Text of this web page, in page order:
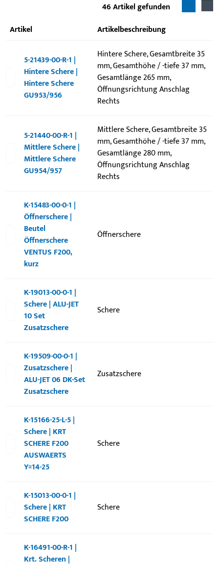
46Artikel gefunden
Artikel
Artikelbeschreibung
5-21439-00-R-1 |
Hintere Schere |
Hintere Schere
GU953/956
Hintere Schere, Gesamtbreite 35
mm, Gesamthöhe / -tiefe 37 mm,
Gesamtlänge 265 mm,
Öffnungsrichtung Anschlag
Rechts
5-21440-00-R-1 |
Mittlere Schere |
Mittlere Schere
GU954/957
Mittlere Schere, Gesamtbreite 35
mm, Gesamthöhe / -tiefe 37 mm,
Gesamtlänge 280 mm,
Öffnungsrichtung Anschlag
Rechts
K-15483-00-0-1 |
Öffnerschere |
Beutel
Öffnerschere
VENTUS F200,
kurz
Öffnerschere
K-19013-00-0-1 |
Schere | ALU-JET
10 Set
Zusatzschere
Schere
K-19509-00-0-1 |
Zusatzschere |
ALU-JET 06 DK-Set
Zusatzschere
Zusatzschere
K-15166-25-L-5 |
Schere | KRT
SCHERE F200
AUSWAERTS
Y=14-25
Schere
K-15013-00-0-1 |
Schere | KRT
SCHERE F200
Schere
K-16491-00-R-1 |
Krt. Scheren |